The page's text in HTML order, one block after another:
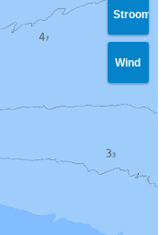
Stroom
Wind